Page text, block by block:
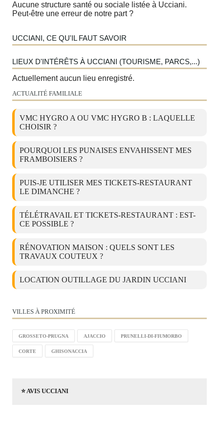
Aucune structure santé ou sociale listée à Ucciani.
Peut-être une erreur de notre part ?
UCCIANI, CE QU'IL FAUT SAVOIR
LIEUX D'INTÉRÊTS À UCCIANI (TOURISME, PARCS,...)
Actuellement aucun lieu enregistré.
ACTUALITÉ FAMILIALE
VMC HYGRO A OU VMC HYGRO B : LAQUELLE
CHOISIR ?
POURQUOI LES PUNAISES ENVAHISSENT MES
FRAMBOISIERS ?
PUIS-JE UTILISER MES TICKETS-RESTAURANT
LE DIMANCHE ?
TÉLÉTRAVAIL ET TICKETS-RESTAURANT : EST-
CE POSSIBLE ?
RÉNOVATION MAISON : QUELS SONT LES
TRAVAUX COUTEUX ?
LOCATION OUTILLAGE DU JARDIN UCCIANI
VILLES À PROXIMITÉ
GROSSETO-PRUGNA AJACCIO PRUNELLI-DI-FIUMORBO
CORTE GHISONACCIA
⭐ AVIS UCCIANI